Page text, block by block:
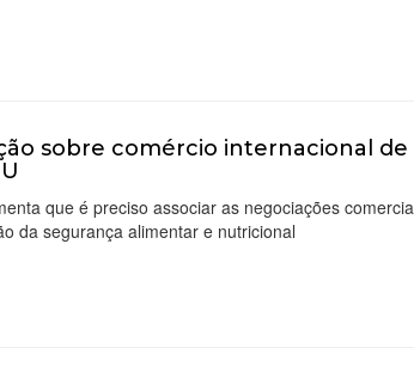
sobre comércio internacional de
que é preciso associar as negociações
da segurança alimentar e nutricional